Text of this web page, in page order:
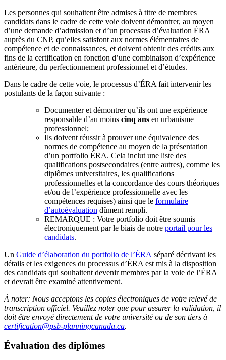
Les personnes qui souhaitent être admises à titre de membres
candidats dans le cadre de cette voie doivent démontrer, au moyen
d’une demande d’admission et d’un processus d’évaluation ÉRA
auprès du CNP, qu’elles satisfont aux normes élémentaires de
compétence et de connaissances, et doivent obtenir des crédits aux
fins de la certification en fonction d’une combinaison d’expérience
antérieure, du perfectionnement professionnel et d’études.
Dans le cadre de cette voie, le processus d’ÉRA fait intervenir les
postulants de la façon suivante :
Documenter et démontrer qu’ils ont une expérience
responsable d’au moins cinq ans en urbanisme
professionnel;
Ils doivent réussir à prouver une équivalence des
normes de compétence au moyen de la présentation
d’un portfolio ÉRA. Cela inclut une liste des
qualifications postsecondaires (entre autres), comme les
diplômes universitaires, les qualifications
professionnelles et la concordance des cours théoriques
et/ou de l’expérience professionnelle avec les
compétences requises) ainsi que le formulaire
d’autoévaluation dûment rempli.
REMARQUE : Votre portfolio doit être soumis
électroniquement par le biais de notre portail pour les
candidats.
Un Guide d’élaboration du portfolio de l’ÉRA séparé décrivant les
détails et les exigences du processus d’ÉRA est mis à la disposition
des candidats qui souhaitent devenir membres par la voie de l’ÉRA
et devrait être examiné attentivement.
À noter: Nous acceptons les copies électroniques de votre relevé de
transcription officiel. Veuillez noter que pour assurer la validation, il
doit être envoyé directement de votre université ou de son tiers à
certification@psb-planningcanada.ca.
Évaluation des diplômes